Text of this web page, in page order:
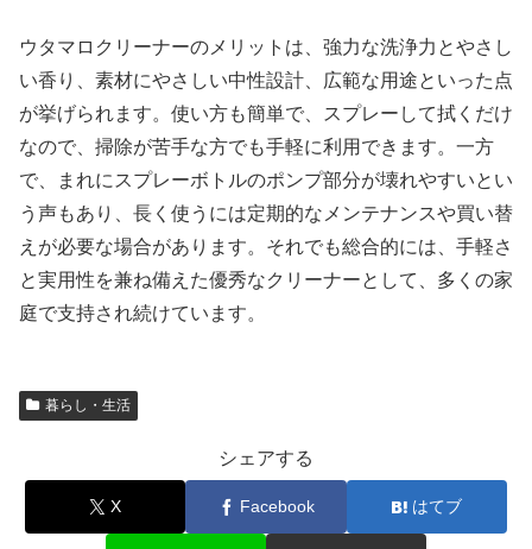
ウタマロクリーナーのメリットは、強力な洗浄力とやさし
い香り、素材にやさしい中性設計、広範な用途といった点
が挙げられます。使い方も簡単で、スプレーして拭くだけ
なので、掃除が苦手な方でも手軽に利用できます。一方
で、まれにスプレーボトルのポンプ部分が壊れやすいとい
う声もあり、長く使うには定期的なメンテナンスや買い替
えが必要な場合があります。それでも総合的には、手軽さ
と実用性を兼ね備えた優秀なクリーナーとして、多くの家
庭で支持され続けています。
暮らし・生活
シェアする
X Facebook はてブ